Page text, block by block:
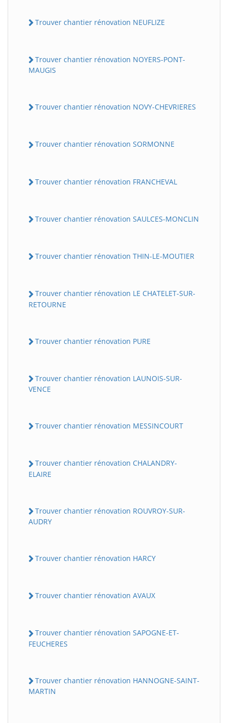
Trouver chantier rénovation NEUFLIZE
Trouver chantier rénovation NOYERS-PONT-
MAUGIS
Trouver chantier rénovation NOVY-CHEVRIERES
Trouver chantier rénovation SORMONNE
Trouver chantier rénovation FRANCHEVAL
Trouver chantier rénovation SAULCES-MONCLIN
Trouver chantier rénovation THIN-LE-MOUTIER
Trouver chantier rénovation LE CHATELET-SUR-
RETOURNE
Trouver chantier rénovation PURE
Trouver chantier rénovation LAUNOIS-SUR-
VENCE
Trouver chantier rénovation MESSINCOURT
Trouver chantier rénovation CHALANDRY-
ELAIRE
Trouver chantier rénovation ROUVROY-SUR-
AUDRY
Trouver chantier rénovation HARCY
Trouver chantier rénovation AVAUX
Trouver chantier rénovation SAPOGNE-ET-
FEUCHERES
Trouver chantier rénovation HANNOGNE-SAINT-
MARTIN